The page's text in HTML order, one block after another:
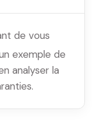
de vous
exemple de
analyser la